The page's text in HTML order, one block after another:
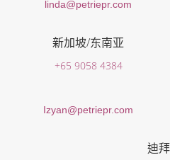
linda@petriepr.com
新加坡/东南亚
+65 9058 4384
Izyan@petriepr.com
迪拜